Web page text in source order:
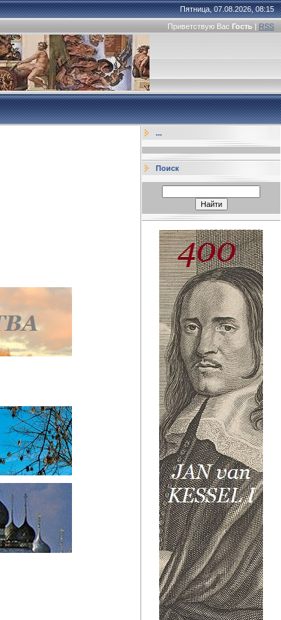
Пятница, 07.08.2026, 08:15
Приветствую Вас Гость | RSS
...
Поиск